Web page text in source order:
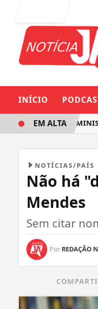
INÍCIO
DEPUTADA FEMINISTA
EM ALTA
NOTÍCIAS/PAÍS
Não há
Mendes
Sem citar
Por REDAÇÃO